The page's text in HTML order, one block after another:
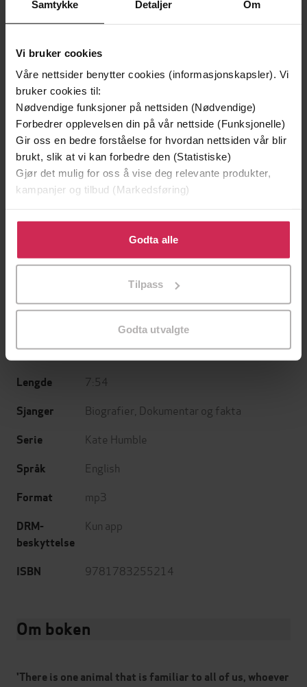
Samtykke Detaljer Om
Vi bruker cookies
Våre nettsider benytter cookies (informasjonskapsler). Vi
bruker cookies til:
Nødvendige funksjoner på nettsiden (Nødvendige)
Forbedrer opplevelsen din på vår nettside (Funksjonelle)
Gir oss en bedre forståelse for hvordan nettsiden vår blir
brukt, slik at vi kan forbedre den (Statistiske)
Gjør det mulig for oss å vise deg relevante produkter,
kampanjer og tilbud (Markedsføring)
Klikk på «Godta alle» for å gi oss ditt samtykke til å
bruke cookies for alle disse formålene. Du kan også
tilpasse ditt samtykke til spesifikke formål ved å klikke
Godta alle
Tilpass
Godta utvalgte
199,-
Minnesota
Jo Nesbø
EBOK
349,-
Utskudd
Jørn Lier Horst
The extraordinary partnership between
Kate Humble(forfatter),
Utgitt 28.10.2021
Lengde 7:54
Sjanger Biografier Dokumentar og fakta
Serie Kate Humble
Språk English
Format mp3
DRM-
beskyttelse
Kun app
ISBN 9781783255214
Om boken
'There is one animal that is familiar to all of us, whoever